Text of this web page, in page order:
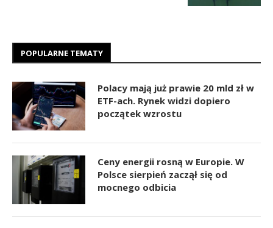
POPULARNE TEMATY
Polacy mają już prawie 20 mld zł w
ETF-ach. Rynek widzi dopiero
początek wzrostu
Ceny energii rosną w Europie. W
Polsce sierpień zaczął się od
mocnego odbicia